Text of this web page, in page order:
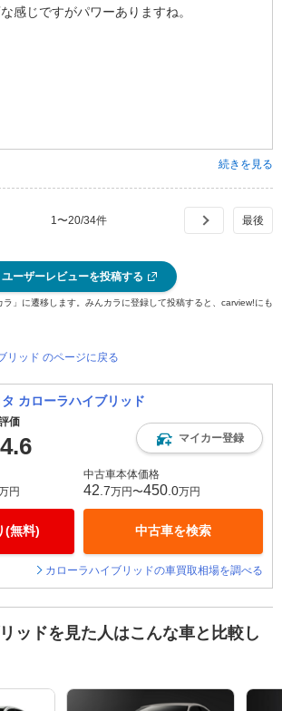
感じですがパワーありますね。
続きを見る
1 〜20/34件
ユーザーレビューを投稿する
」に遷移します。みんカラに登録して投稿すると、carview!にも
リッド のページに戻る
タ カローラハイブリッド
価
4.6 マイカー登録
円
(無料)
中古車本体価格
42 .7万円〜450 .0万円
中古車を検索
カローラハイブリッドの車買取相場を調べる
ッドを見た人はこんな車と比較し